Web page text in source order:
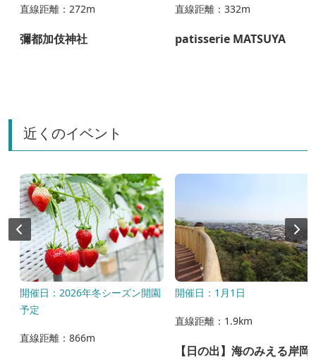
直線距離：272m
彌都加伎神社
直線距離：332m
patisserie MATSUYA
近くのイベント
開催日：2026年冬シーズン開園
予定
直線距離：866m
開催日：1月1日
直線距離：1.9km
【日の出】海のみえる岸岡